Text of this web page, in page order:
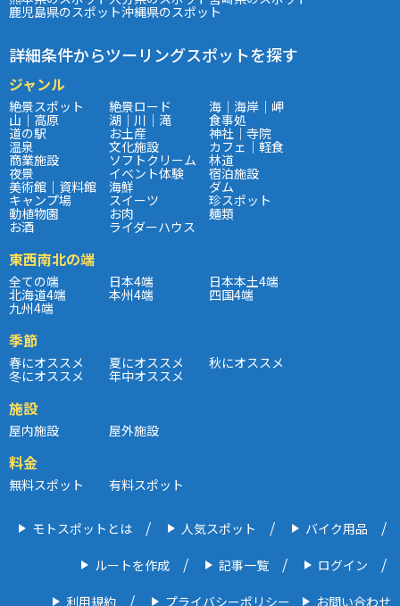
鹿児島県のスポット沖縄県のスポット
詳細条件からツーリングスポットを探す
ジャンル
絶景スポット 絶景ロード 海｜海岸｜岬
山｜高原 湖｜川｜滝 食事処
道の駅 お土産 神社｜寺院
温泉 文化施設 カフェ｜軽食
商業施設 ソフトクリーム 林道
夜景 イベント体験 宿泊施設
美術館｜資料館 海鮮 ダム
キャンプ場 スイーツ 珍スポット
動植物園 お肉 麺類
お酒 ライダーハウス
東西南北の端
全ての端 日本4端 日本本土4端
北海道4端 本州4端 四国4端
九州4端
季節
春にオススメ 夏にオススメ 秋にオススメ
冬にオススメ 年中オススメ
施設
屋内施設 屋外施設
料金
無料スポット 有料スポット
モトスポットとは 人気スポット バイク用品
ルートを作成 記事一覧 ログイン
利用規約 プライバシーポリシー お問い合わせ